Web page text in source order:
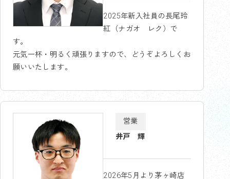
2025年新入社員の長尾玲
紅（ナガオ レク）で
す。
元気一杯・明るく頑張りますので、どうぞよろしくお
願いいたします。
営業
井戸 輝
2026年5月より茅ヶ崎店